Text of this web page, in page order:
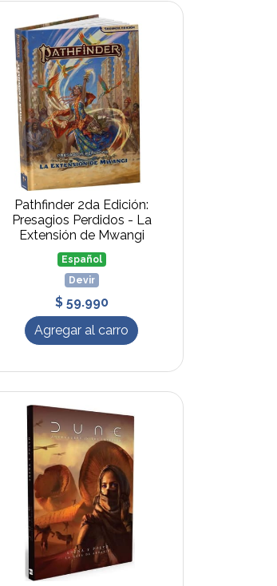
Pathfinder 2da Edición:
Presagios Perdidos - La
Extensión de Mwangi
Español
Devir
$ 59.990
Agregar al carro